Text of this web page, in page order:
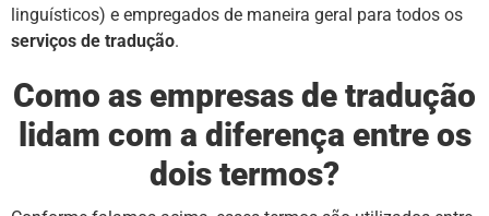
linguísticos) e empregados de maneira geral para todos os
serviços de tradução.
Como as empresas de tradução
lidam com a diferença entre os
dois termos?